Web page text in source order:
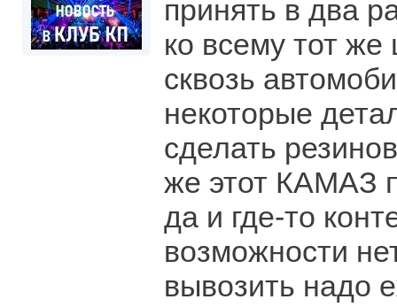
принять в два
ко всему тот
сквозь
некоторые
сделать
же этот КАМАЗ
да и где-то
возможности
вывозить надо